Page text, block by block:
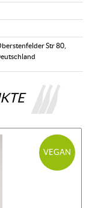
Str 80,
VEGAN